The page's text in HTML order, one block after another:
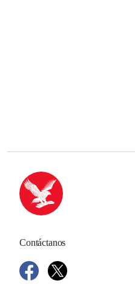
Contáctanos